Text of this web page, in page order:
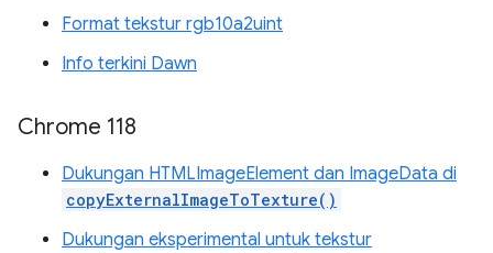
Format tekstur rgb10a2uint
Info terkini Dawn
Chrome 118
Dukungan HTMLImageElement dan ImageData di
copyExternalImageToTexture()
Dukungan eksperimental untuk tekstur